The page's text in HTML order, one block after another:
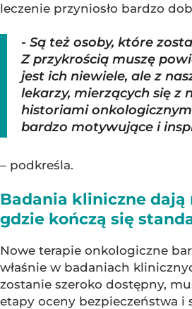
leczenie przyniosło bardzo
- Są też osoby, które
Z przykrością muszę
jest ich niewiele, ale z
lekarzy, mierzących się z
historiami
bardzo motywujące i
– podkreśla.
Badania kliniczne dają
gdzie kończą się
Nowe terapie onkologiczne
właśnie w badaniach
zostanie szeroko dostępny,
etapy oceny bezpieczeństwa i